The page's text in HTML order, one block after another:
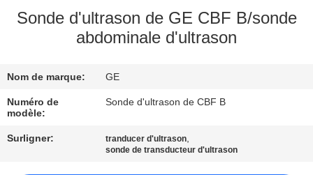
PROPOS
VISITE
L'USINE
Sonde d'ultrason de GE CBF B/sonde
abdominale d'ultrason
Nom de marque: GE
Numéro de
modèle:
Sonde d'ultrason de CBF B
Surligner: tranducer d'ultrason,
sonde de transducteur d'ultrason